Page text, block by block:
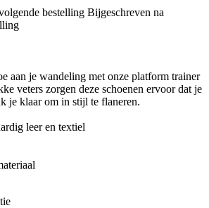
bestelling Bijgeschreven na
aan je wandeling met onze platform trainer
veters zorgen deze schoenen ervoor dat je
je klaar om in stijl te flaneren.
leer en textiel